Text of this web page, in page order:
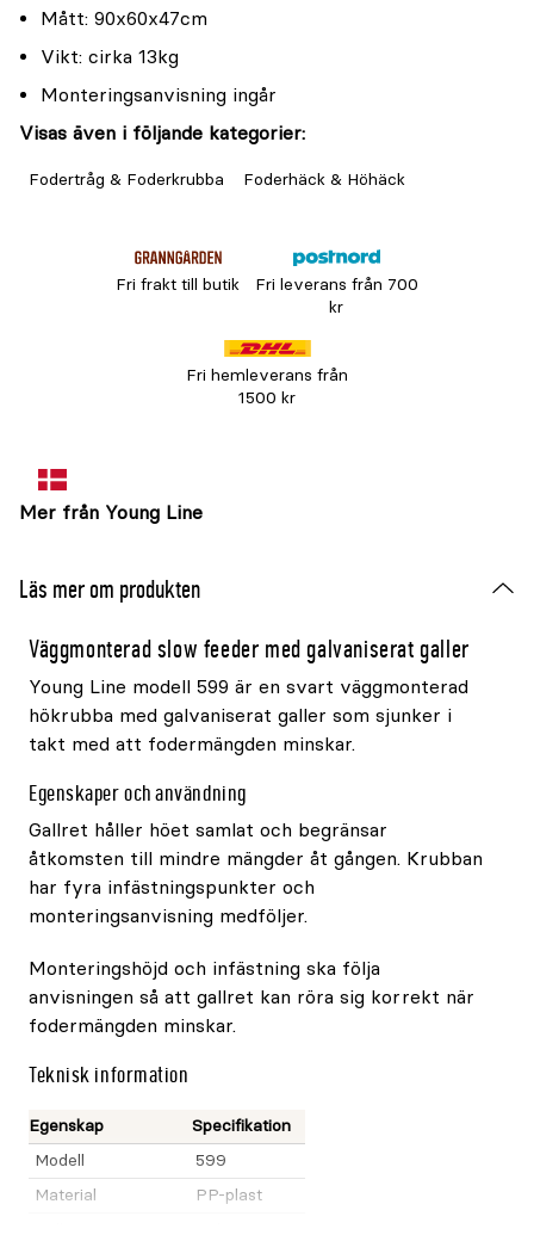
Mått: 90x60x47cm
Vikt: cirka 13kg
Monteringsanvisning ingår
Visas även i följande kategorier:
Fodertråg & Foderkrubba Foderhäck & Höhäck
Fri frakt till butik
Fri leverans från 700
kr
Fri hemleverans från
1500 kr
Mer från Young Line
Läs mer om produkten
Väggmonterad slow feeder med galvaniserat galler
Young Line modell 599 är en svart väggmonterad
hökrubba med galvaniserat galler som sjunker i
takt med att fodermängden minskar.
Egenskaper och användning
Gallret håller höet samlat och begränsar
åtkomsten till mindre mängder åt gången. Krubban
har fyra infästningspunkter och
monteringsanvisning medföljer.
Monteringshöjd och infästning ska följa
anvisningen så att gallret kan röra sig korrekt när
fodermängden minskar.
Teknisk information
Egenskap
Specifikation
Modell
599
Material
PP-plast